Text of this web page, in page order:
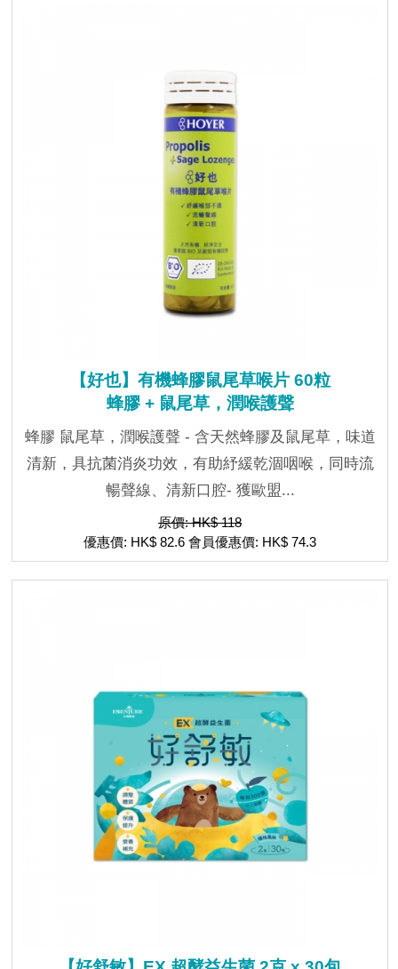
【好也】有機蜂膠鼠尾草喉片 60粒
蜂膠 + 鼠尾草，潤喉護聲
蜂膠 鼠尾草，潤喉護聲 - 含天然蜂膠及鼠尾草，味道
清新，具抗菌消炎功效，有助紓緩乾涸咽喉，同時流
暢聲線、清新口腔- 獲歐盟...
原價: HK$ 118
優惠價: HK$ 82.6 會員優惠價: HK$ 74.3